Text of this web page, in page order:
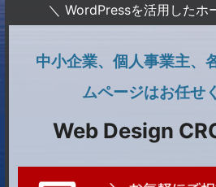
＼ WordPressを活用したホ
中小企業、個人事業主、
ムページはお任せ
Web Design